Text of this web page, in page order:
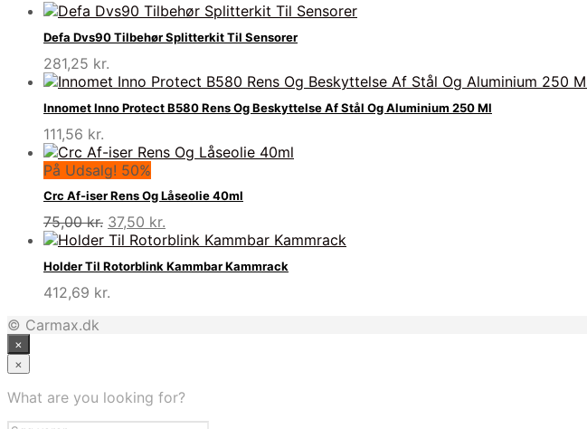
Defa Dvs90 Tilbehør Splitterkit Til Sensorer
281,25 kr.
Innomet Inno Protect B580 Rens Og Beskyttelse Af Stål Og Aluminium 250 Ml
111,56 kr.
På Udsalg! 50%
Crc Af-iser Rens Og Låseolie 40ml
75,00kr. Den
oprindelige
pris
var:
75,00 kr..
37,50 kr.
aktuelle
pris
er:
Holder Til Rotorblink Kammbar Kammrack
412,69 kr.
© Carmax.dk
×
×
What are you looking for?